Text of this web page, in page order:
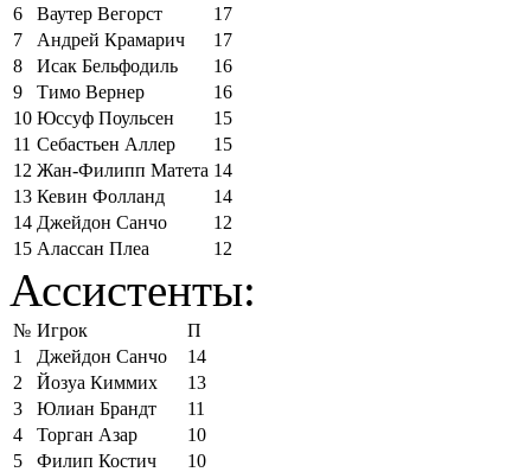
6
Ваутер Вегорст
17
7
Андрей Крамарич
17
8
Исак Бельфодиль
16
9
Тимо Вернер
16
10 Юссуф Поульсен
15
11 Себастьен Аллер
15
12 Жан-Филипп Матета 14
13 Кевин Фолланд
14
14 Джейдон Санчо
12
15 Алассан Плеа 12
Ассистенты:
№ Игрок
П
1
Джейдон Санчо
14
2
Йозуа Киммих
13
3
Юлиан Брандт
11
4
Торган Азар
10
5
Филип Костич
10